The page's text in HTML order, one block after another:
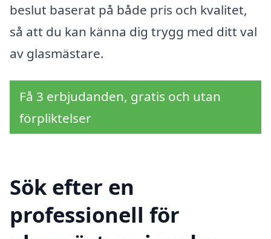
beslut baserat på både pris och kvalitet,
så att du kan känna dig trygg med ditt val
av glasmästare.
Få 3 erbjudanden, gratis och utan
förpliktelser
Sök efter en
professionell för